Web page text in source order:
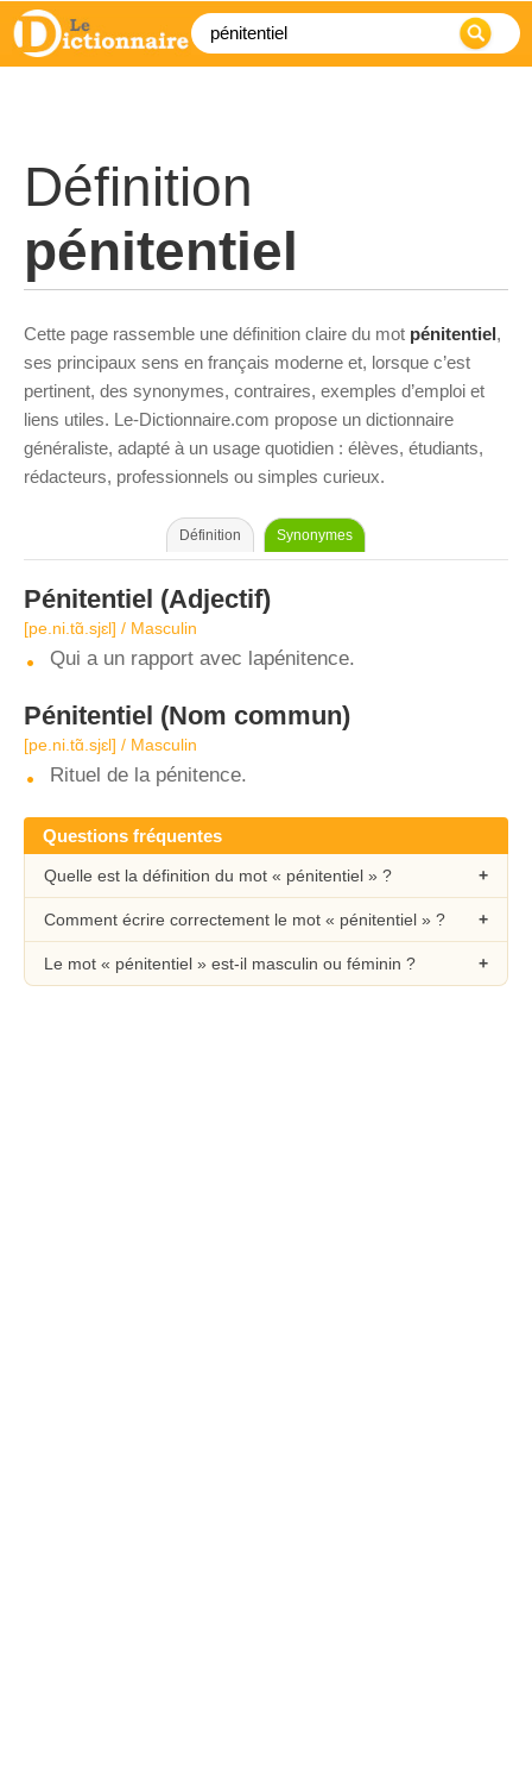
Définition
pénitentiel
Cette page rassemble une définition claire du mot pénitentiel,
ses principaux sens en français moderne et, lorsque c’est
pertinent, des synonymes, contraires, exemples d’emploi et
liens utiles. Le-Dictionnaire.com propose un dictionnaire
généraliste, adapté à un usage quotidien : élèves, étudiants,
rédacteurs, professionnels ou simples curieux.
Définition Synonymes
Pénitentiel (Adjectif)
[pe.ni.tɑ̃.sjɛl] / Masculin
Qui a un rapport avec lapénitence.
Pénitentiel (Nom commun)
[pe.ni.tɑ̃.sjɛl] / Masculin
Rituel de la pénitence.
Questions fréquentes
Quelle est la définition du mot « pénitentiel » ?
Comment écrire correctement le mot « pénitentiel » ?
Le mot « pénitentiel » est-il masculin ou féminin ?